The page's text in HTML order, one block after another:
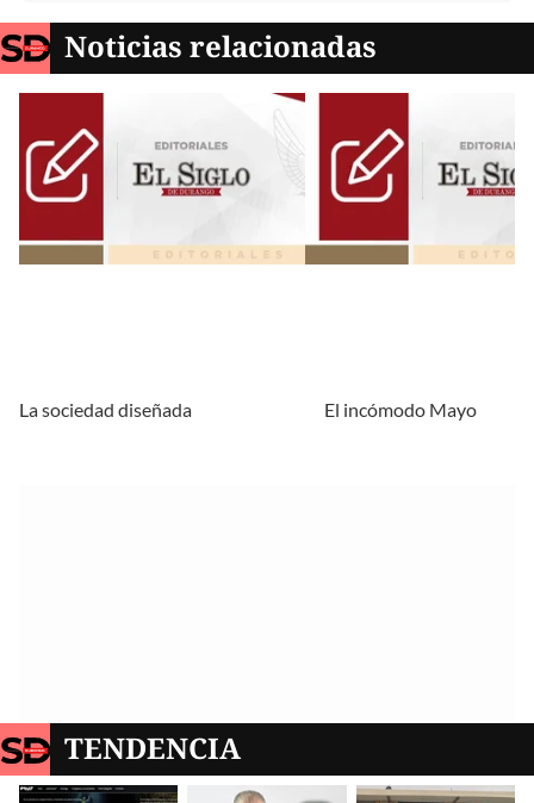
Noticias relacionadas
La sociedad diseñada El incómodo Mayo
TENDENCIA